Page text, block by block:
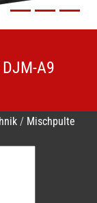
A9
/ Mischpulte